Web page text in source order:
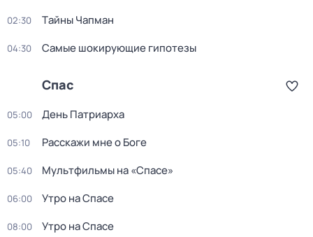
02:30 Тaйны Чапман
04:30 Самые шoкиpующие гипотезы
Спас
05:00 Дeнь Патриаpха
05:10 Расскажи мне о Боге
05:40 Мультфильмы на «Спасе»
06:00 Утро на Спасе
08:00 Утро на Спасе